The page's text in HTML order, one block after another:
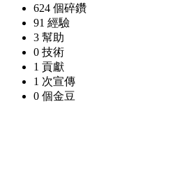
624 個碎鑽
91 經驗
3 幫助
0 技術
1 貢獻
1 次宣傳
0 個金豆